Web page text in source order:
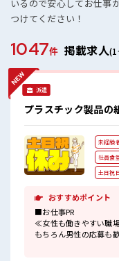
いるので安心してお仕事
つけてください！
1047件 掲載求人
派遣
プラスチック製品の
未経験
社員食
土日祝
おすすめポイント
■お仕事PR
≪女性も働きやすい職
もちろん男性の応募も